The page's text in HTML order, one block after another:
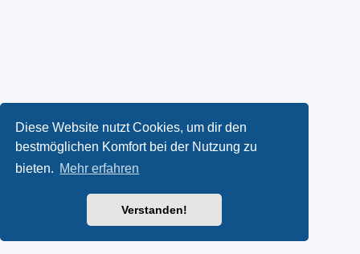
Diese Website nutzt Cookies, um dir den
bestmöglichen Komfort bei der Nutzung zu
bieten. Mehr erfahren
Verstanden!